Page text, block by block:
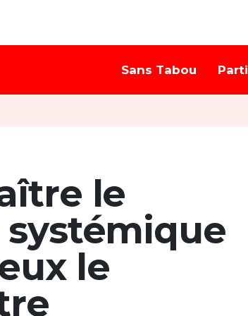
Sans Tabou Parti
le
le